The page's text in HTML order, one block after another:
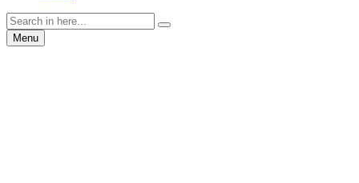
Search
for:Menu Skip
to